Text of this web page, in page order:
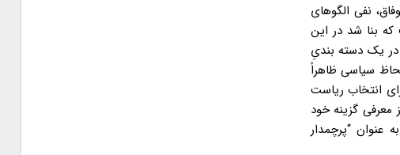
نفی الگوهای
بنا شد در این
در یک دسته بندیِ
سیاسی ظاهراً
انتخاب ریاست
گزینه خود
عنوان “پرچمدار